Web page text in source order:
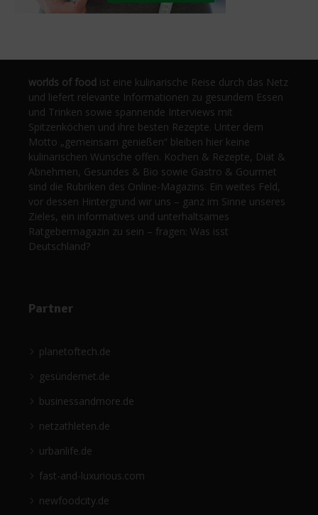
worlds of food ist eine kulinarische Reise durch das Netz
und liefert relevante Informationen zu gesundem Essen
und Trinken sowie spannende Interviews mit
Spitzenköchen und ihre besten Rezepte. Unter dem
Motto „gemeinsam genießen“ bleiben hier keine
kulinarischen Wünsche offen. Kochen & Rezepte, Diät &
Abnehmen, Gesundes & Bio sowie Gastro & Gourmet
sind die Rubriken des Online-Magazins. Ein weites Feld,
vor dessen Hintergrund wir uns – ganz im Sinne unseres
Zieles, ein informatives und unterhaltsames
Ratgebermagazin zu sein – fragen: Was isst
Deutschland?
Partner
planetoftech.de
gesündernet.de
businessandmore.de
netzathleten.de
urbanlife.de
fast-and-luxurious.com
newfoodcity.de